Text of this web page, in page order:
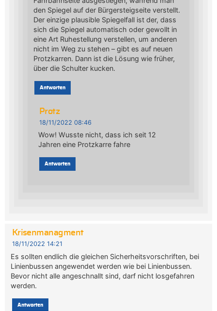
den Spiegel auf der Bürgersteigseite verstellt.
Der einzige plausible Spiegelfall ist der, dass
sich die Spiegel automatisch oder gewollt in
eine Art Ruhestellung verstellen, um anderen
nicht im Weg zu stehen – gibt es auf neuen
Protzkarren. Dann ist die Lösung wie früher,
über die Schulter kucken.
Antworten
Protz
18/11/2022 08:46
Wow! Wusste nicht, dass ich seit 12
Jahren eine Protzkarre fahre
Antworten
Krisenmanagment
18/11/2022 14:21
Es sollten endlich die gleichen Sicherheitsvorschriften, bei
Linienbussen angewendet werden wie bei Linienbussen.
Bevor nicht alle angeschnallt sind, darf nicht losgefahren
werden.
Antworten